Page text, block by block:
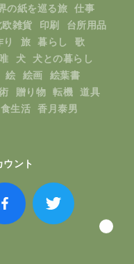
の紙を巡る旅
仕事
欧雑貨 印刷
台所用品
り 旅 暮らし
歌
犬
犬との暮らし
絵 絵画
絵葉書
贈り物 転機
道具
食生活 香月泰男
ント